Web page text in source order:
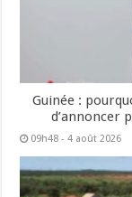
Guinée :
d’annoncer
09h48 - 4 août 2026